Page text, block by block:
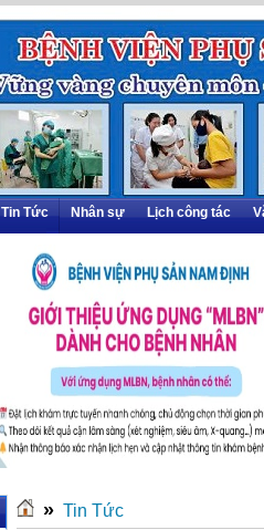
Tin Tức Nhân sự Lịch công tác
» Tin Tức